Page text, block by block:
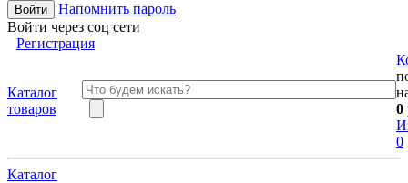
Напомнить пароль
Войти через соц сети
Регистрация
Каталог
товаров
0
0
Каталог